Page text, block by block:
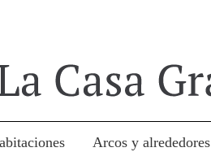
Arcos y alrededores